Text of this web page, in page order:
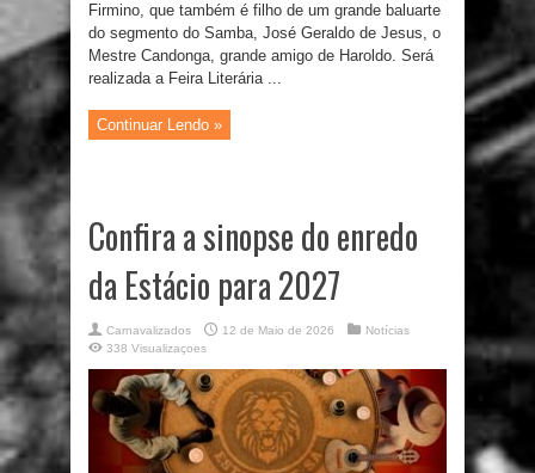
Firmino, que também é filho de um grande baluarte
do segmento do Samba, José Geraldo de Jesus, o
Mestre Candonga, grande amigo de Haroldo. Será
realizada a Feira Literária ...
Continuar Lendo »
Confira a sinopse do enredo
da Estácio para 2027
Carnavalizados 12 de Maio de 2026
Notícias
338 Visualizaçoes